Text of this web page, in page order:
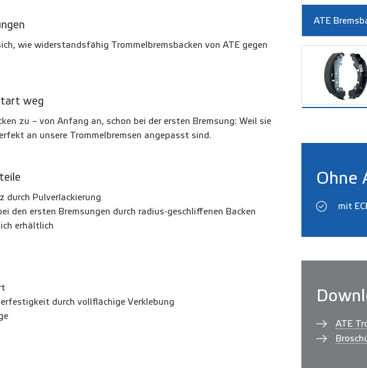
wie widerstandsfähig Trommelbremsbacken von ATE gegen
weg
zu – von Anfang an, schon bei der ersten Bremsung: Weil sie
an unsere Trommelbremsen angepasst sind.
durch Pulverlackierung
den ersten Bremsungen durch radius-geschliffenen Backen
erhältlich
durch vollflächige Verklebung
ATE
Ohne
mit
ATE